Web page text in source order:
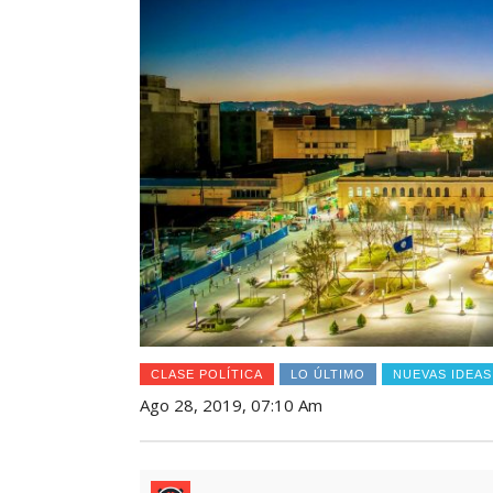
CLASE POLÍTICA LO ÚLTIMO NUEVAS IDEAS
Ago 28, 2019, 07:10 Am